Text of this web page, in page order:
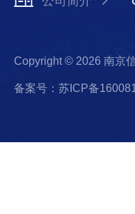
Copyright © 2026 南京
备案号：苏ICP备